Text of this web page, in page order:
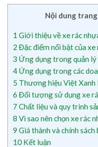
Nội dung trang
1 Giới thiệu về xe rác
2 Đặc điểm nổi bật của
3 Ứng dụng trong quản
4 Ứng dụng trong các
5 Thương hiệu Việt Xanh
6 Đối tượng sử dụng xe
7 Chất liệu và quy trình
8 Vì sao nên chọn xe rác
9 Giá thành và chính sách
10 Kết luận